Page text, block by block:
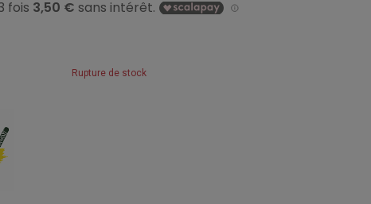
Rupture de stock